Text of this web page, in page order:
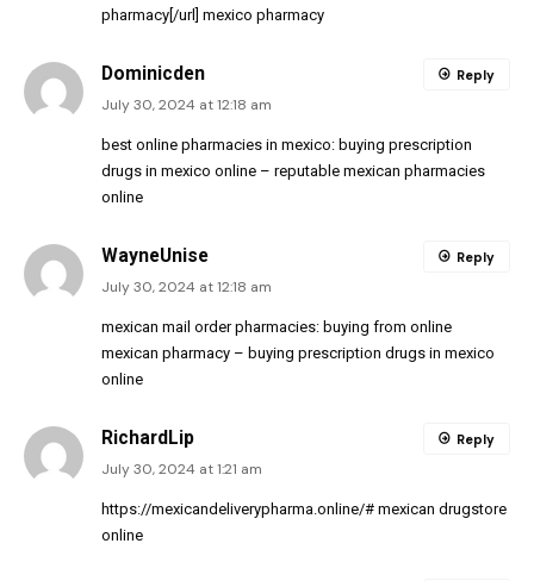
pharmacy[/url] mexico pharmacy
Dominicden
July 30, 2024 at 12:18 am
best online pharmacies in mexico: buying prescription
drugs in mexico online – reputable mexican pharmacies
online
Reply
WayneUnise
July 30, 2024 at 12:18 am
mexican mail order pharmacies: buying from online
mexican pharmacy – buying prescription drugs in mexico
online
Reply
RichardLip
July 30, 2024 at 1:21 am
https://mexicandeliverypharma.online/# mexican drugstore
online
Reply